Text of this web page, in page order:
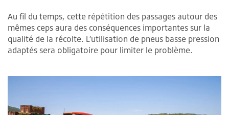
Au fil du temps, cette répétition des passages autour des
mêmes ceps aura des conséquences importantes sur la
qualité de la récolte. L’utilisation de pneus basse pression
adaptés sera obligatoire pour limiter le problème.